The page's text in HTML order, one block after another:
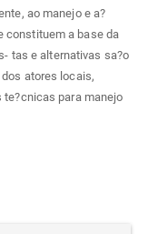
ao manejo e a?
constituem a base da
tas e alternativas sa?o
atores locais,
te?cnicas para manejo